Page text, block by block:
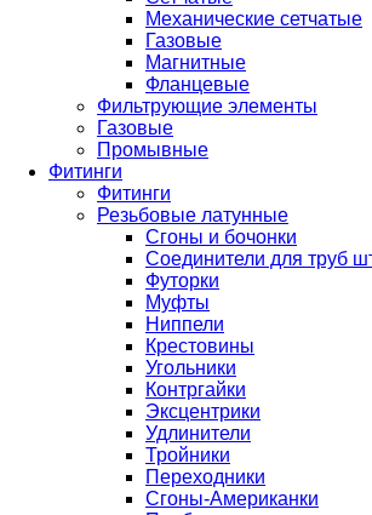
Механические сетчатые
Газовые
Магнитные
Фланцевые
Фильтрующие элементы
Газовые
Промывные
Фитинги
Фитинги
Резьбовые латунные
Сгоны и бочонки
Соединители для труб
Футорки
Муфты
Ниппели
Крестовины
Угольники
Контргайки
Эксцентрики
Удлинители
Тройники
Переходники
Сгоны-Американки